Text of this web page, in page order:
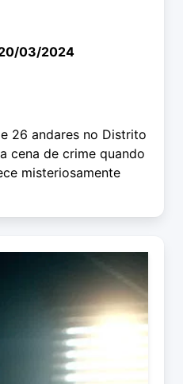
03/2024
26 andares no Distrito
cena de crime quando
misteriosamente